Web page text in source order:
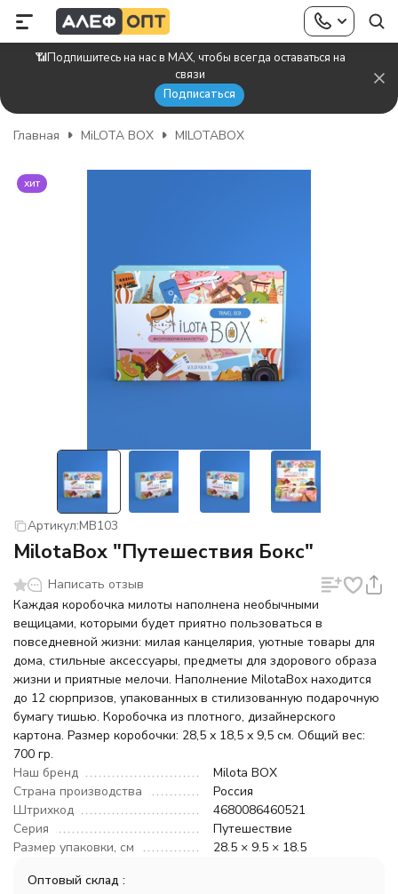
📶Подпишитесь на нас в MAX, чтобы всегда оставаться на
связи
Подписаться
Главная MiLOTA BOX MILOTABOX
хит
Артикул:MB103
MilotaBox "Путешествия Бокс"
Написать отзыв
Каждая коробочка милоты наполнена необычными
вещицами, которыми будет приятно пользоваться в
повседневной жизни: милая канцелярия, уютные товары для
дома, стильные аксессуары, предметы для здорового образа
жизни и приятные мелочи. Наполнение MilotaBox находится
до 12 сюрпризов, упакованных в стилизованную подарочную
бумагу тишью. Коробочка из плотного, дизайнерского
картона. Размер коробочки: 28,5 х 18,5 х 9,5 см. Общий вес:
700 гр.
Наш бренд
Milota BOX
Страна производства
Россия
Штрихкод
4680086460521
Серия
Путешествие
Размер упаковки, см
28.5 × 9.5 × 18.5
Оптовый склад :